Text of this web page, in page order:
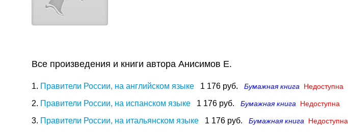
Все произведения и книги автора Анисимов Е.
1. Правители России, на английском языке 1 176 руб. Бумажная книга Недоступна
2. Правители России, на испанском языке 1 176 руб. Бумажная книга Недоступна
3. Правители России, на итальянском языке 1 176 руб. Бумажная книга Недоступна